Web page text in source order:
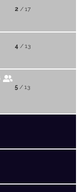
2 / 17
4 / 13
5/ 13